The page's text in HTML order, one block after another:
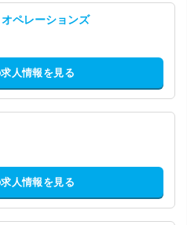
ペレーションズ
人情報を見る
人情報を見る